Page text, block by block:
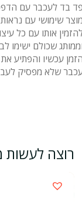
בד לעכבר עם
שימושי עם
אותו עם כל
שכולם ישימו
עכשיו והפתיע
שלא מפסיק
רוצה לעשות